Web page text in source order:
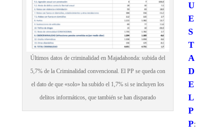
Últimos datos de criminalidad en Majadahonda: subida del
5,7% de la Criminalidad convencional. El PP se queda con
el dato de que «solo» ha subido el 1,7% si se incluyen los
delitos informáticos, que también se han disparado
U
E
S
T
A
D
E
L
P
P: